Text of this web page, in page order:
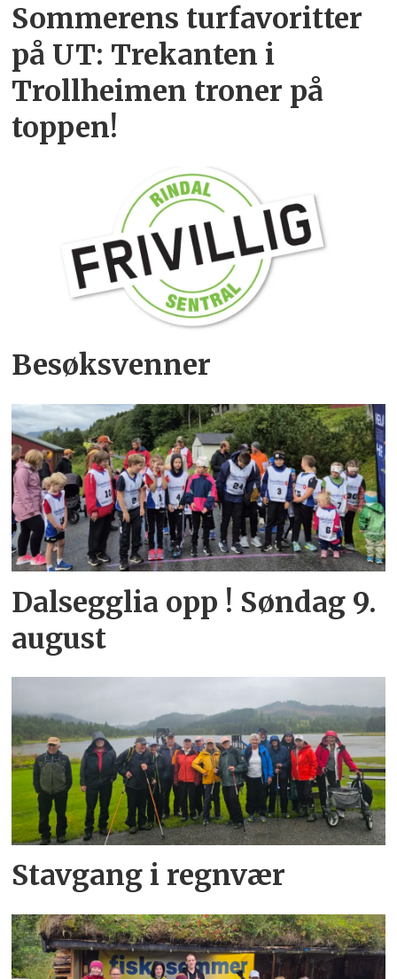
Sommerens turfavoritter
på UT: Trekanten i
Trollheimen troner på
toppen!
Besøksvenner
Dalsegglia opp ! Søndag 9.
august
Stavgang i regnvær